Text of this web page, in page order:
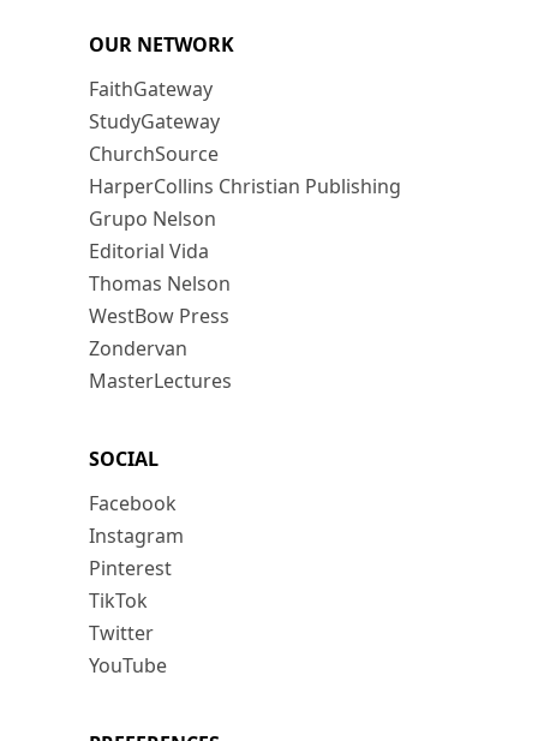
OUR NETWORK
FaithGateway
StudyGateway
ChurchSource
HarperCollins Christian Publishing
Grupo Nelson
Editorial Vida
Thomas Nelson
WestBow Press
Zondervan
MasterLectures
SOCIAL
Facebook
Instagram
Pinterest
TikTok
Twitter
YouTube